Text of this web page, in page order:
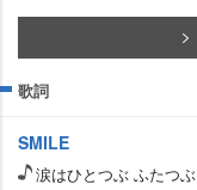
歌詞
SMILE
涙はひとつぶ ふたつぶ